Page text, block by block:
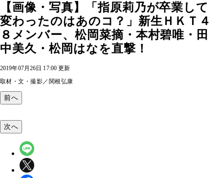
【画像・写真】「指原莉乃が卒業して
変わったのはあのコ？」新生ＨＫＴ４
８メンバー、松岡菜摘・本村碧唯・田
中美久・松岡はなを直撃！
2019年07月26日 17:00 更新
取材・文・撮影／関根弘康
前へ
次へ